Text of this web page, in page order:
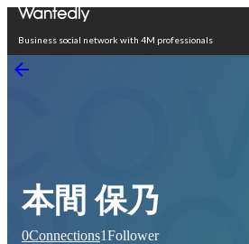
Business social network with 4M professionals
本間 保乃
0Connections1Follower